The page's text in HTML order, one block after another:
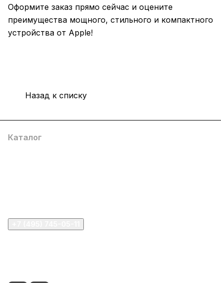
Оформите заказ прямо сейчас и оцените
преимущества мощного, стильного и компактного
устройства от Apple!
Назад к списку
Каталог